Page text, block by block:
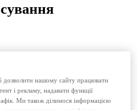
засобами та інші види
нашому сайту працювати
і рекламу, надавати функції
Ми також ділимося інформацією